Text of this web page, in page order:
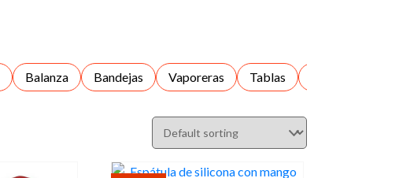
Balanza Bandejas Vaporeras Tablas